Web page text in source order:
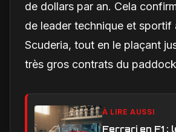
de dollars par an. Cela
de leader technique et sportif
Scuderia, tout en le plaçant
très gros contrats du
À LIRE AUSSI
Ferrari en F1 :